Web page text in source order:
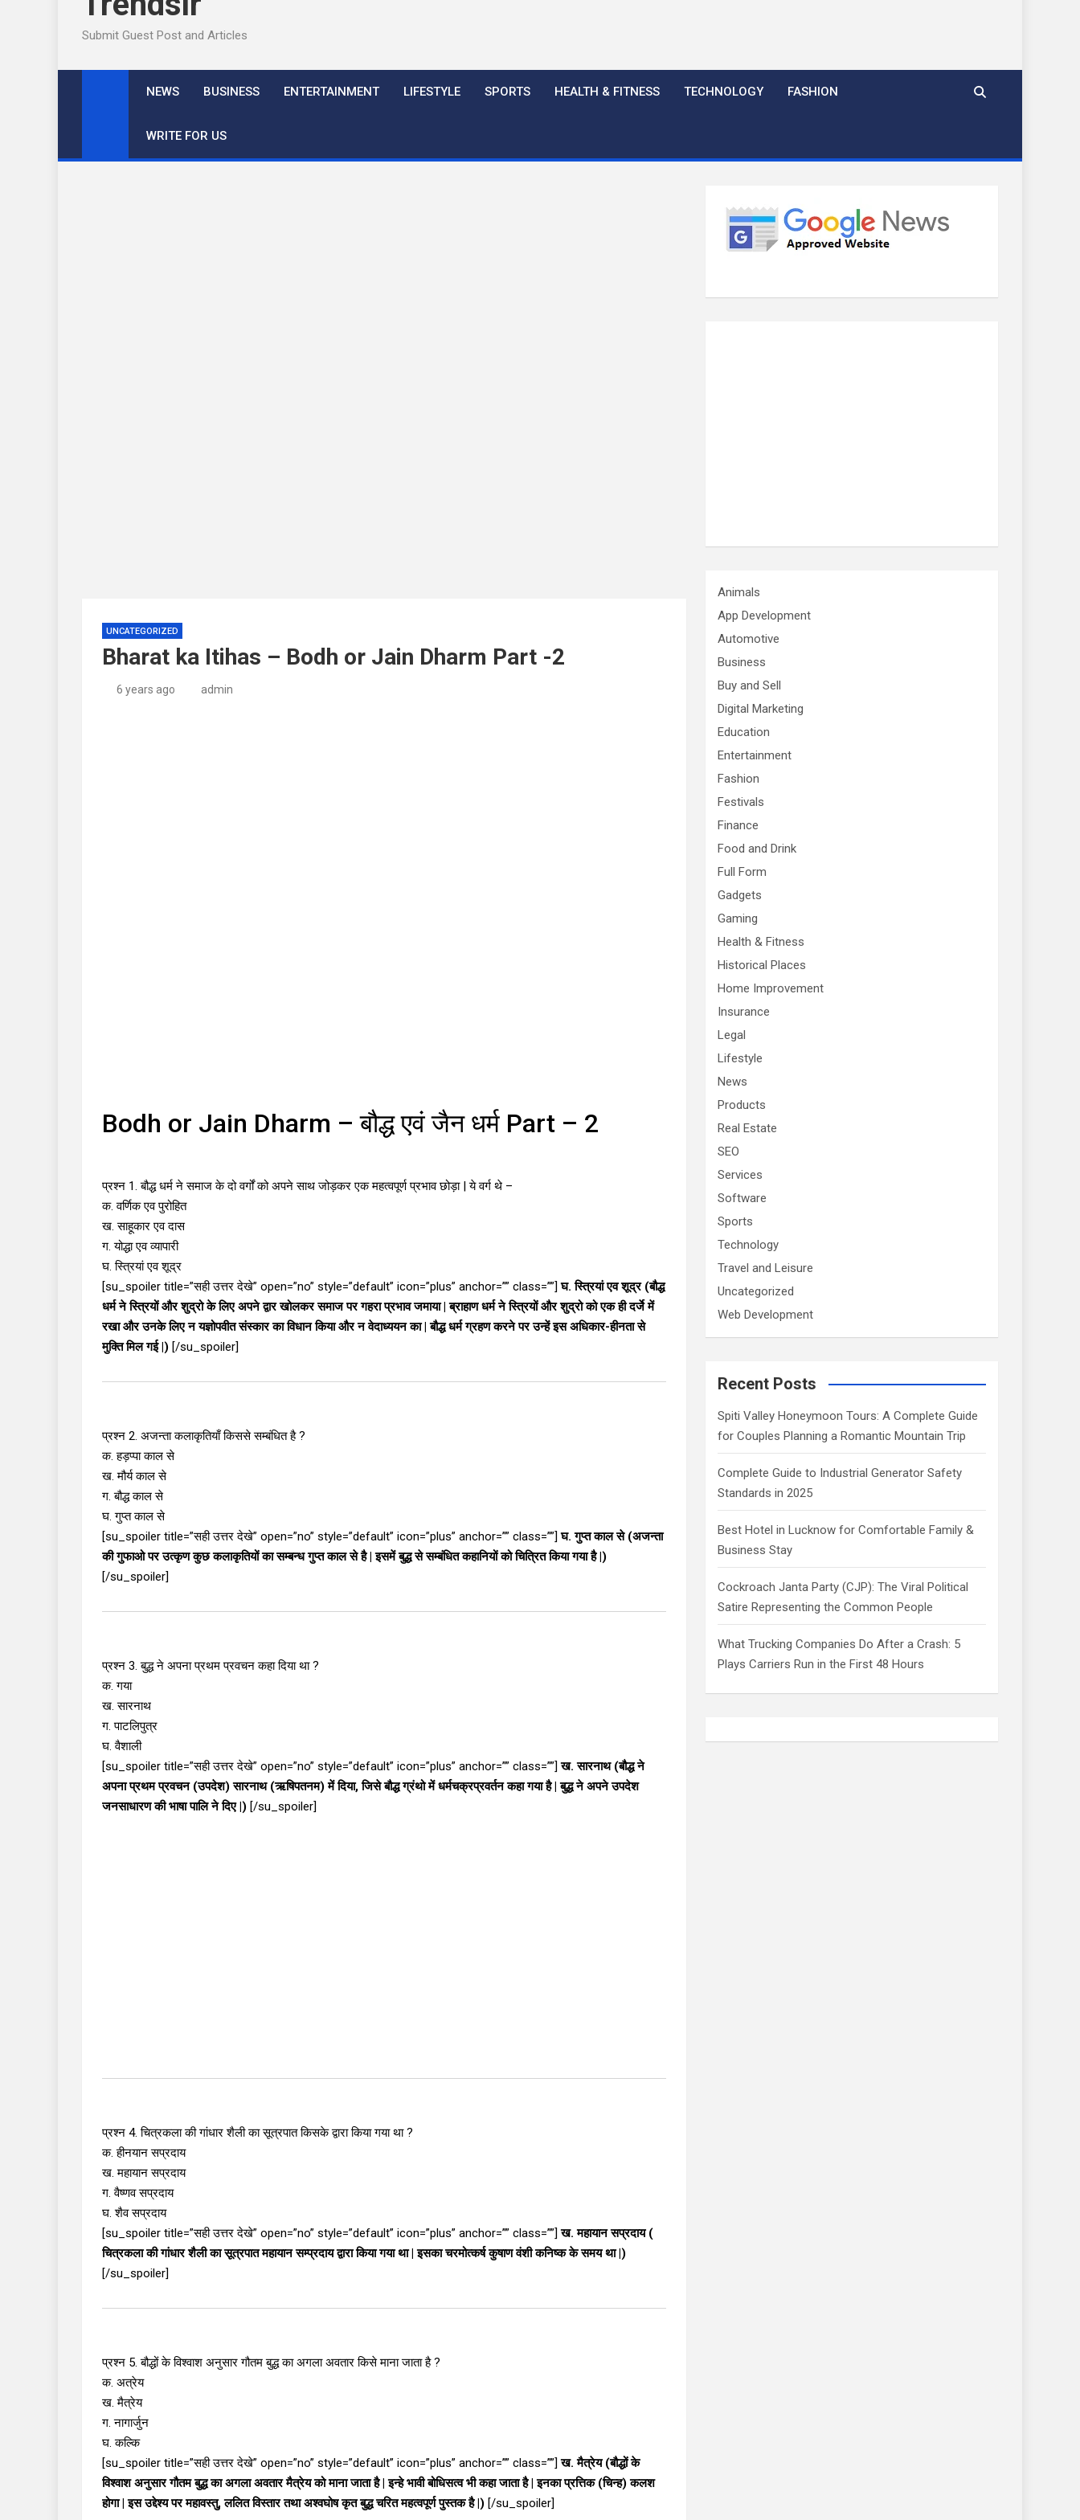
Submit Guest Post and Articles
NEWS BUSINESS ENTERTAINMENT LIFESTYLE SPORTS HEALTH & FITNESS TECHNOLOGY FASHION
WRITE FOR US
UNCATEGORIZED
Bharat ka Itihas – Bodh or Jain Dharm Part -2
6 years ago admin
Bodh or Jain Dharm – बौद्ध एवं जैन धर्म Part – 2
प्रश्न 1. बौद्ध धर्म ने समाज के दो वर्गों को अपने साथ जोड़कर एक महत्वपूर्ण प्रभाव छोड़ा | ये वर्ग थे –
क. वर्णिक एव पुरोहित
ख. साहूकार एव दास
ग. योद्धा एव व्यापारी
घ. स्त्रियां एव शूद्र
[su_spoiler title=”सही उत्तर देखे” open=”no” style=”default” icon=”plus” anchor=”” class=””]घ. स्त्रियां एव शूद्र (बौद्ध
धर्म ने स्त्रियों और शुद्रो के लिए अपने द्वार खोलकर समाज पर गहरा प्रभाव जमाया | ब्राहाण धर्म ने स्त्रियों और शुद्रो को एक ही दर्जे में
रखा और उनके लिए न यज्ञोपवीत संस्कार का विधान किया और न वेदाध्ययन का | बौद्ध धर्म ग्रहण करने पर उन्हें इस अधिकार-हीनता से
मुक्ति मिल गई |) [/su_spoiler]
प्रश्न 2. अजन्ता कलाकृतियाँ किससे सम्बंधित है ?
क. हड़प्पा काल से
ख. मौर्य काल से
ग. बौद्ध काल से
घ. गुप्त काल से
[su_spoiler title=”सही उत्तर देखे” open=”no” style=”default” icon=”plus” anchor=”” class=””]घ. गुप्त काल से (अजन्ता
की गुफाओ पर उत्कृण कुछ कलाकृतियों का सम्बन्ध गुप्त काल से है | इसमें बुद्ध से सम्बंधित कहानियों को चित्रित किया गया है |)
[/su_spoiler]
प्रश्न 3. बुद्ध ने अपना प्रथम प्रवचन कहा दिया था ?
क. गया
ख. सारनाथ
ग. पाटलिपुत्र
घ. वैशाली
[su_spoiler title=”सही उत्तर देखे” open=”no” style=”default” icon=”plus” anchor=”” class=””]ख. सारनाथ (बौद्ध ने
अपना प्रथम प्रवचन (उपदेश) सारनाथ (ऋषिपतनम) में दिया, जिसे बौद्ध ग्रंथो में धर्मचक्रप्रवर्तन कहा गया है | बुद्ध ने अपने उपदेश
जनसाधारण की भाषा पालि ने दिए |) [/su_spoiler]
प्रश्न 4. चित्रकला की गांधार शैली का सूत्रपात किसके द्वारा किया गया था ?
क. हीनयान सप्रदाय
ख. महायान सप्रदाय
ग. वैष्णव सप्रदाय
घ. शैव सप्रदाय
[su_spoiler title=”सही उत्तर देखे” open=”no” style=”default” icon=”plus” anchor=”” class=””]ख. महायान सप्रदाय (
चित्रकला की गांधार शैली का सूत्रपात महायान सम्प्रदाय द्वारा किया गया था | इसका चरमोत्कर्ष कुषाण वंशी कनिष्क के समय था |)
[/su_spoiler]
प्रश्न 5. बौद्धों के विश्वाश अनुसार गौतम बुद्ध का अगला अवतार किसे माना जाता है ?
क. अत्रेय
ख. मैत्रेय
ग. नागार्जुन
घ. कल्कि
[su_spoiler title=”सही उत्तर देखे” open=”no” style=”default” icon=”plus” anchor=”” class=””]ख. मैत्रेय (बौद्धों के
विश्वाश अनुसार गौतम बुद्ध का अगला अवतार मैत्रेय को माना जाता है | इन्हे भावी बोधिसत्व भी कहा जाता है | इनका प्रत्तिक (चिन्ह) कलश
होगा | इस उद्देश्य पर महावस्तु, ललित विस्तार तथा अश्वघोष कृत बुद्ध चरित महत्वपूर्ण पुस्तक है |) [/su_spoiler]
Animals
App Development
Automotive
Business
Buy and Sell
Digital Marketing
Education
Entertainment
Fashion
Festivals
Finance
Food and Drink
Full Form
Gadgets
Gaming
Health & Fitness
Historical Places
Home Improvement
Insurance
Legal
Lifestyle
News
Products
Real Estate
SEO
Services
Software
Sports
Technology
Travel and Leisure
Uncategorized
Web Development
Recent Posts
Spiti Valley Honeymoon Tours: A Complete Guide
for Couples Planning a Romantic Mountain Trip
Complete Guide to Industrial Generator Safety
Standards in 2025
Best Hotel in Lucknow for Comfortable Family &
Business Stay
Cockroach Janta Party (CJP): The Viral Political
Satire Representing the Common People
What Trucking Companies Do After a Crash: 5
Plays Carriers Run in the First 48 Hours